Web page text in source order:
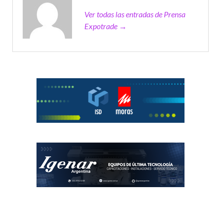
Ver todas las entradas de Prensa
Expotrade →